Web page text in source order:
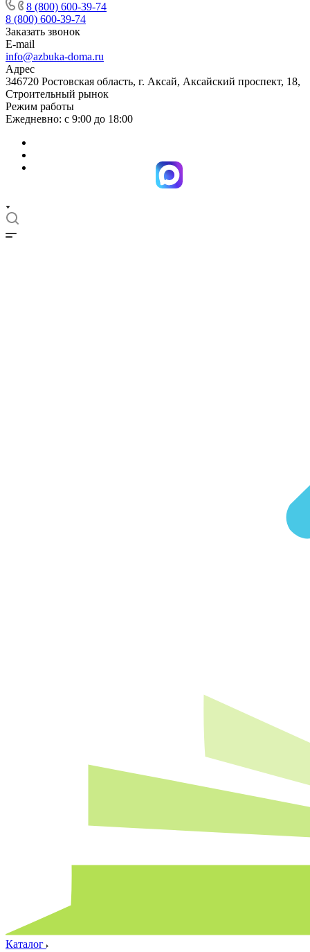
8 (800) 600-39-74
8 (800) 600-39-74
Заказать звонок
E-mail
info@azbuka-doma.ru
Адрес
346720 Ростовская область, г. Аксай, Аксайский проспект, 18,
Строительный рынок
Режим работы
Ежедневно: с 9:00 до 18:00
Каталог